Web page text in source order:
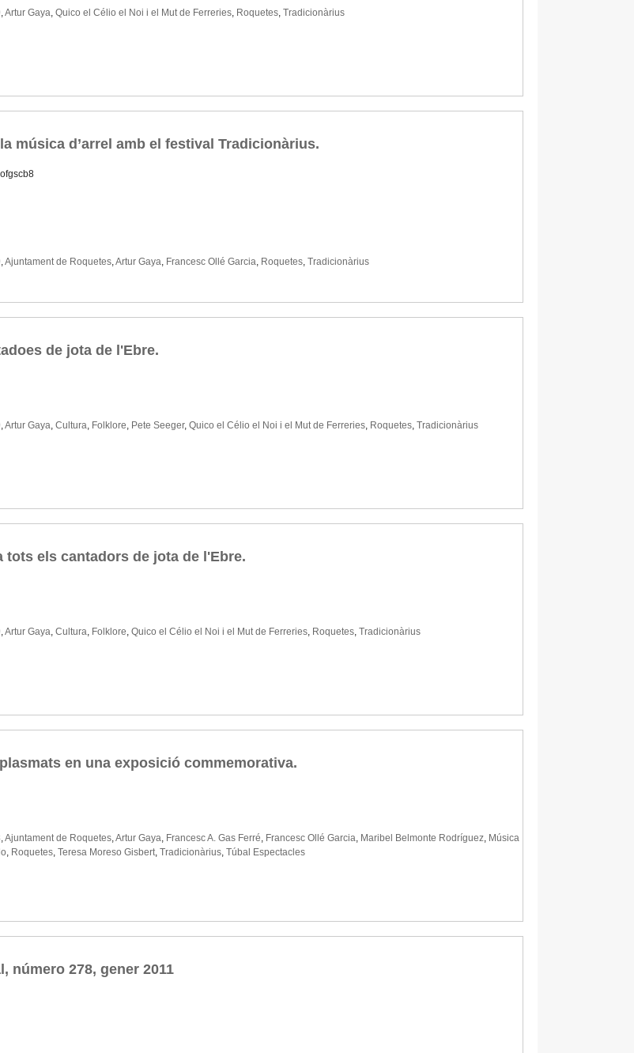
,Artur Gaya, Quico el Célio el Noi i el Mut de Ferreries, Roquetes, Tradicionàrius
música d’arrel amb el festival Tradicionàrius.
,Ajuntament de Roquetes,Artur Gaya, Francesc Ollé Garcia, Roquetes, Tradicionàrius
de jota de l'Ebre.
,Artur Gaya, Cultura, Folklore, Pete Seeger, Quico el Célio el Noi i el Mut de Ferreries, Roquetes, Tradicionàrius
tots els cantadors de jota de l'Ebre.
,Artur Gaya, Cultura, Folklore, Quico el Célio el Noi i el Mut de Ferreries, Roquetes, Tradicionàrius
en una exposició commemorativa.
,Ajuntament de Roquetes,Artur Gaya, Francesc A. Gas Ferré, Francesc Ollé Garcia, Maribel Belmonte Rodríguez, Música
, Roquetes, Teresa Moreso Gisbert, Tradicionàrius, Túbal Espectacles
número 278, gener 2011